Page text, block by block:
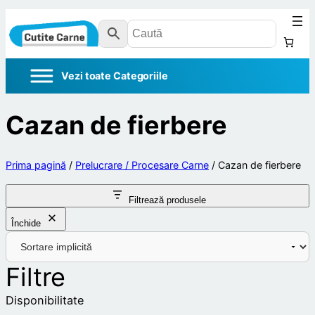
Cazan de fierbere
Prima pagină / Prelucrare / Procesare Carne / Cazan de fierbere
Filtrează produsele
Închide
Filtre
Disponibilitate